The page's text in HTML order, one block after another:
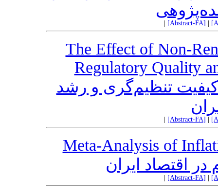
[Abstract-FA]
The Effect of Non-
Regulatory Quality
کیفیت تنظیم‌گری و رشد
[Abstract-FA]
Meta-Analysis of
اقتصاد ایران
[Abstract-FA]